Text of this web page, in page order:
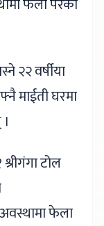
२२ वर्षीया
माईती घरमा
टोल
फेला